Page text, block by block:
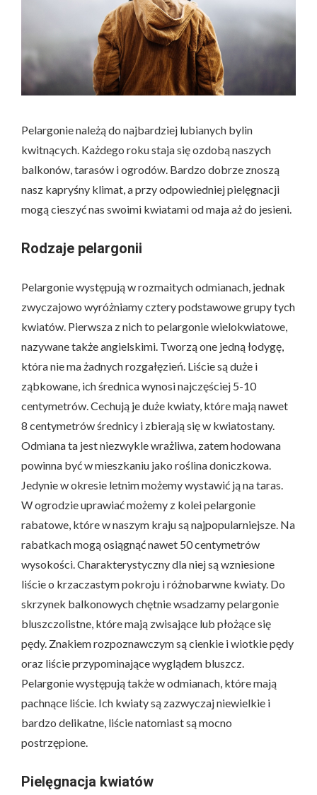
Pelargonie należą do najbardziej lubianych bylin
kwitnących. Każdego roku staja się ozdobą naszych
balkonów, tarasów i ogrodów. Bardzo dobrze znoszą
nasz kapryśny klimat, a przy odpowiedniej pielęgnacji
mogą cieszyć nas swoimi kwiatami od maja aż do jesieni.
Rodzaje pelargonii
Pelargonie występują w rozmaitych odmianach, jednak
zwyczajowo wyróżniamy cztery podstawowe grupy tych
kwiatów. Pierwsza z nich to pelargonie wielokwiatowe,
nazywane także angielskimi. Tworzą one jedną łodygę,
która nie ma żadnych rozgałęzień. Liście są duże i
ząbkowane, ich średnica wynosi najczęściej 5-10
centymetrów. Cechują je duże kwiaty, które mają nawet
8 centymetrów średnicy i zbierają się w kwiatostany.
Odmiana ta jest niezwykle wrażliwa, zatem hodowana
powinna być w mieszkaniu jako roślina doniczkowa.
Jedynie w okresie letnim możemy wystawić ją na taras.
W ogrodzie uprawiać możemy z kolei pelargonie
rabatowe, które w naszym kraju są najpopularniejsze. Na
rabatkach mogą osiągnąć nawet 50 centymetrów
wysokości. Charakterystyczny dla niej są wzniesione
liście o krzaczastym pokroju i różnobarwne kwiaty. Do
skrzynek balkonowych chętnie wsadzamy pelargonie
bluszczolistne, które mają zwisające lub płożące się
pędy. Znakiem rozpoznawczym są cienkie i wiotkie pędy
oraz liście przypominające wyglądem bluszcz.
Pelargonie występują także w odmianach, które mają
pachnące liście. Ich kwiaty są zazwyczaj niewielkie i
bardzo delikatne, liście natomiast są mocno
postrzępione.
Pielęgnacja kwiatów